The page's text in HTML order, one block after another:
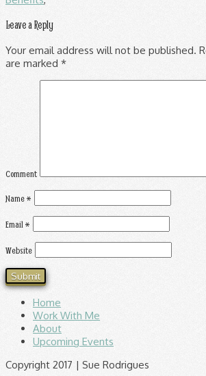
Leave a Reply
Your email address will not be published.
are marked *
Comment
Name*
Email*
Website
Home
Work With Me
About
Upcoming Events
Copyright 2017 | Sue Rodrigues